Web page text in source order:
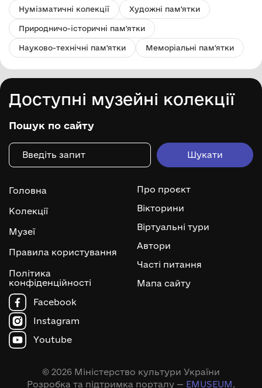
Нумізматичні колекції Художні пам'ятки
Природничо-історичні пам'ятки
Науково-технічні пам'ятки Меморіальні пам'ятки
Доступні музейні колекції
Пошук по сайту
Головна
Колекції
Музеї
Правила користування
Політика
конфіденційності
Про проєкт
Вікторини
Віртуальні тури
Автори
Часті питання
Мапа сайту
Facebook
Instagram
Youtube
© 2026 Міністерство культури України
Розробка та підтримка порталу — EMUSEUM.